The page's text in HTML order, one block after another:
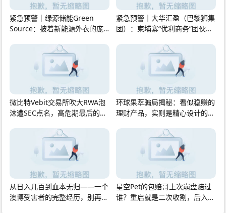
紧急预警｜绿源储能Green
Source：披着新能源外衣的庞
紧急预警｜大华汇盈（巴黎狮集
团）：柬埔寨“优利商务”团伙换
微比特Vebit交易所吹大RWA泡
沫遭SEC点名，高危期最后的接
环球果萃骗局揭秘：看似稳赚的
理财产品，实则是精心设计的庞
从日入几百到血本无归——一个
澳博受害者的完整经历，别再往
星空Pet的包赔哥上次崩盘赔过
谁？重启就是二次收割，后入场